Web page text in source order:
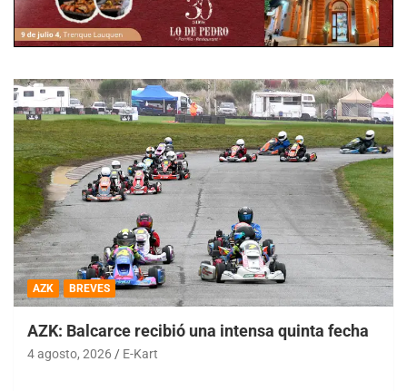
AZK BREVES
AZK: Balcarce recibió una intensa quinta fecha
4 agosto, 2026 E-Kart